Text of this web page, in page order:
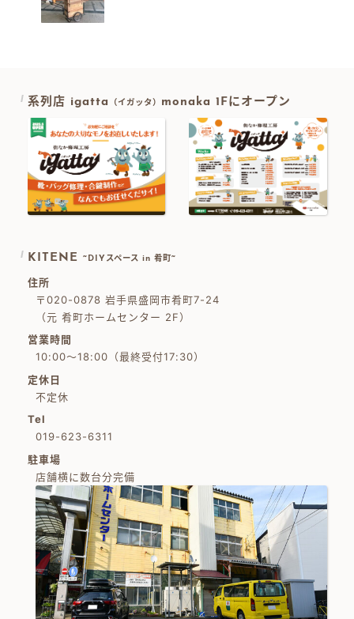
系列店 igatta （イガッタ） monaka 1Fにオープン
KITENE ~DIYスペース in 肴町~
住所
〒020-0878 岩手県盛岡市肴町7-24
（元 肴町ホームセンター 2F）
営業時間
10:00～18:00（最終受付17:30）
定休日
不定休
Tel
019-623-6311
駐車場
店舗横に数台分完備